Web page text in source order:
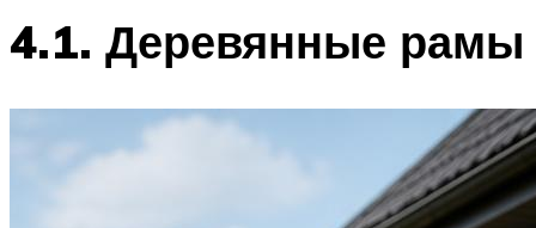
4.1. Деревянные рамы